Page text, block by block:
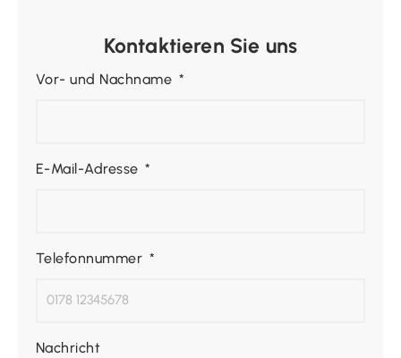
Kontaktieren Sie uns
Vor- und Nachname
E-Mail-Adresse
Telefonnummer
Nachricht